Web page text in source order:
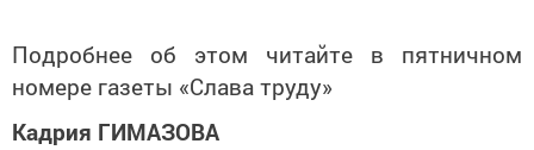
Подробнее об этом читайте в пятничном
номере газеты «Слава труду»
Кадрия ГИМАЗОВА